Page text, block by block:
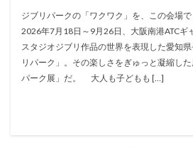
ジブリパークの「ワクワク」を、この会場
2026年7月18日～9月26日、大阪南港ATC
スタジオジブリ作品の世界を表現した愛知
リパーク」。その楽しさをぎゅっと凝縮し
パーク展」だ。 大人も子どもも […]